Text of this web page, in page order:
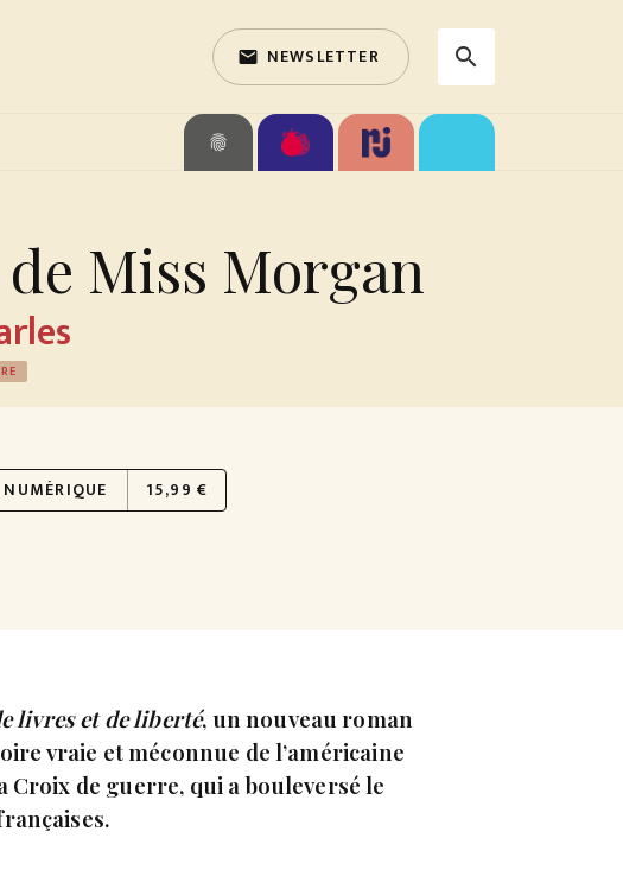
email NEWSLETTER search
fingerprint
search
Miss Morgan
NUMÉRIQUE 15,99 €
livres et de liberté, un nouveau roman
vraie et méconnue de l’américaine
Croix de guerre, qui a bouleversé le